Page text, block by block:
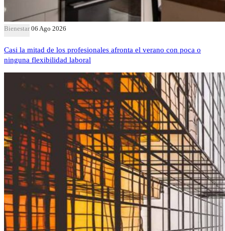
Bienestar 06 Ago 2026
Casi la mitad de los profesionales afronta el verano con poca o
ninguna flexibilidad laboral